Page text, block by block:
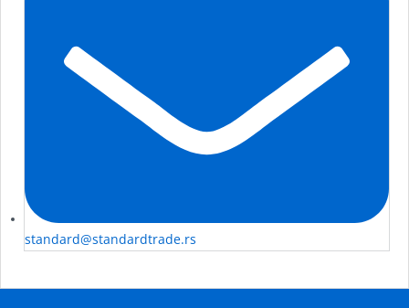
standard@standardtrade.rs